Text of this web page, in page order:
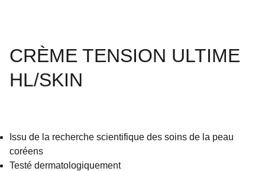
CRÈME TENSION ULTIME
HL/SKIN
Issu de la recherche scientifique des soins de la peau
coréens
Testé dermatologiquement